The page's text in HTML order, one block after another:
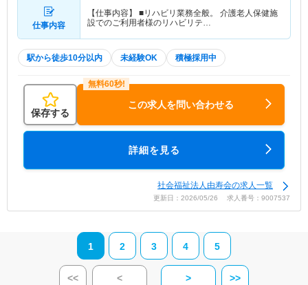
仕事内容
【仕事内容】 ■リハビリ業務全般。 介護老人保健施
設でのご利用者様のリハビリテ…
駅から徒歩10分以内 未経験OK 積極採用中
保存する
この求人を問い合わせる
詳細を見る
社会福祉法人由寿会の求人一覧
更新日：2026/05/26 求人番号：9007537
1 2 3 4 5
<< < > >>